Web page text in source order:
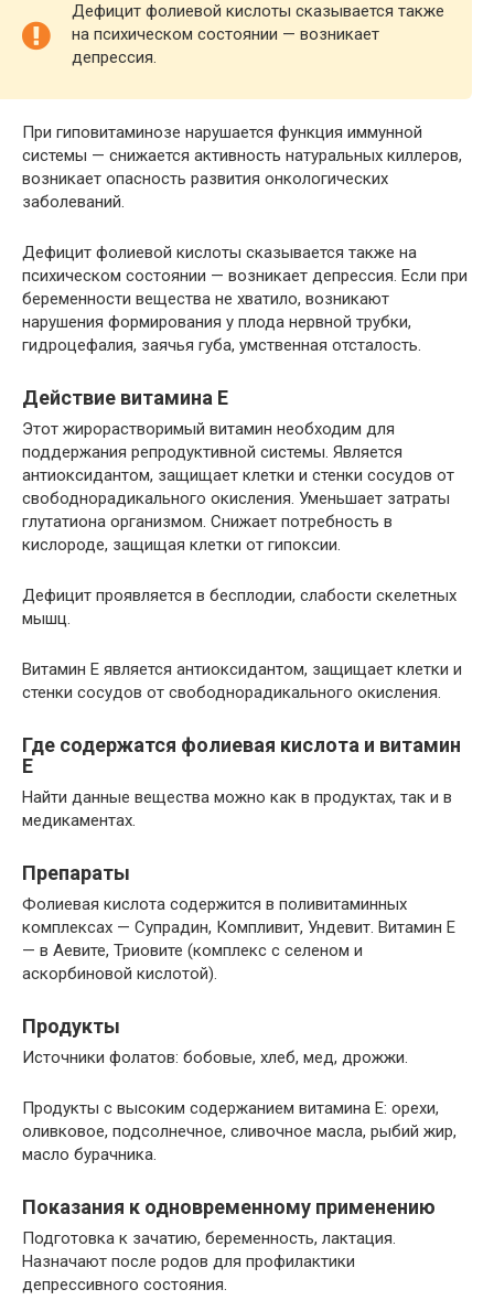
Дефицит фолиевой кислоты сказывается также
на психическом состоянии — возникает
депрессия.
При гиповитаминозе нарушается функция иммунной
системы — снижается активность натуральных киллеров,
возникает опасность развития онкологических
заболеваний.
Дефицит фолиевой кислоты сказывается также на
психическом состоянии — возникает депрессия. Если при
беременности вещества не хватило, возникают
нарушения формирования у плода нервной трубки,
гидроцефалия, заячья губа, умственная отсталость.
Действие витамина Е
Этот жирорастворимый витамин необходим для
поддержания репродуктивной системы. Является
антиоксидантом, защищает клетки и стенки сосудов от
свободнорадикального окисления. Уменьшает затраты
глутатиона организмом. Снижает потребность в
кислороде, защищая клетки от гипоксии.
Дефицит проявляется в бесплодии, слабости скелетных
мышц.
Витамин Е является антиоксидантом, защищает клетки и
стенки сосудов от свободнорадикального окисления.
Где содержатся фолиевая кислота и витамин
Е
Найти данные вещества можно как в продуктах, так и в
медикаментах.
Препараты
Фолиевая кислота содержится в поливитаминных
комплексах — Супрадин, Компливит, Ундевит. Витамин Е
— в Аевите, Триовите (комплекс с селеном и
аскорбиновой кислотой).
Продукты
Источники фолатов: бобовые, хлеб, мед, дрожжи.
Продукты с высоким содержанием витамина Е: орехи,
оливковое, подсолнечное, сливочное масла, рыбий жир,
масло бурачника.
Показания к одновременному применению
Подготовка к зачатию, беременность, лактация.
Назначают после родов для профилактики
депрессивного состояния.